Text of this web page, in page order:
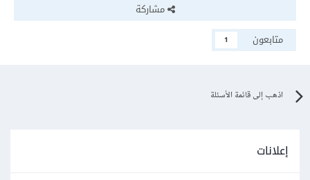
مشاركة
متابعون
1
اذهب إلى قائمة الأسئلة
إعلانات